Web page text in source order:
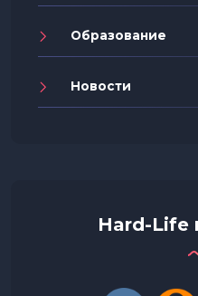
Образование
Новости
Hard-Life